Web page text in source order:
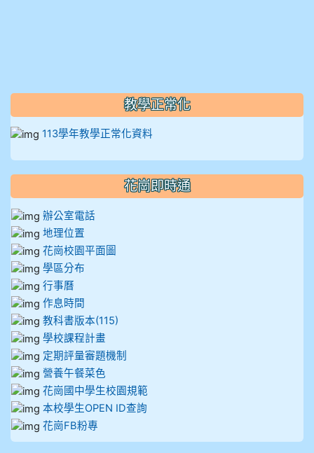
教學正常化
113學年教學正常化資料
花崗即時通
辦公室電話
地理位置
花崗校園平面圖
學區分布
行事曆
作息時間
教科書版本(115)
學校課程計畫
定期評量審題機制
營養午餐菜色
花崗國中學生校園規範
本校學生OPEN ID查詢
花崗FB粉專